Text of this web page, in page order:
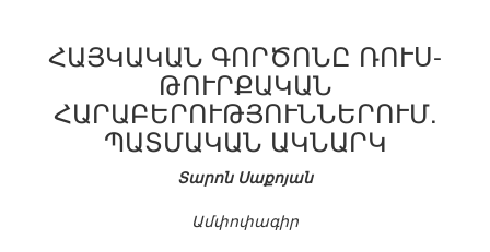
ՀԱՅԿԱԿԱՆ ԳՈՐԾՈՆԸ ՌՈՒՍ-
ԹՈՒՐՔԱԿԱՆ
ՀԱՐԱԲԵՐՈՒԹՅՈՒՆՆԵՐՈՒՄ.
ՊԱՏՄԱԿԱՆ ԱԿՆԱՐԿ
Տարոն Սաքոյան
Ամփոփագիր